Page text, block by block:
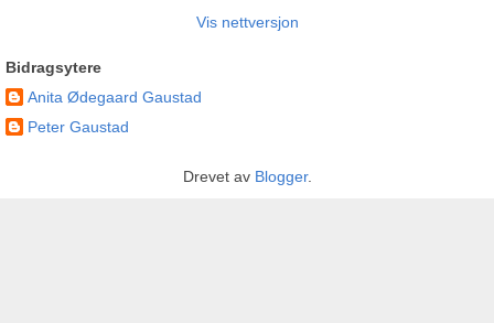
Vis nettversjon
Bidragsytere
Anita Ødegaard Gaustad
Peter Gaustad
Drevet av Blogger.